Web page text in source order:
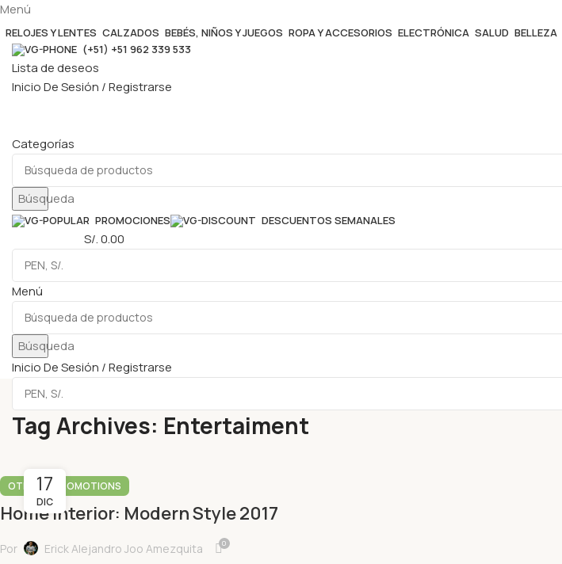
Menú
RELOJES Y LENTES CALZADOS BEBÉS, NIÑOS Y JUEGOS ROPA Y ACCESORIOS ELECTRÓNICA SALUD BELLEZA
(+51) +51 962 339 533
Lista de deseos
Inicio De Sesión / Registrarse
Categorías
Búsqueda
PROMOCIONES DESCUENTOS SEMANALES
S/.0.00
Menú
Búsqueda
Inicio De Sesión / Registrarse
Tag Archives: Entertaiment
17
DIC
OTHERS, PROMOTIONS
Home Interior: Modern Style 2017
Por Erick Alejandro Joo Amezquita 0